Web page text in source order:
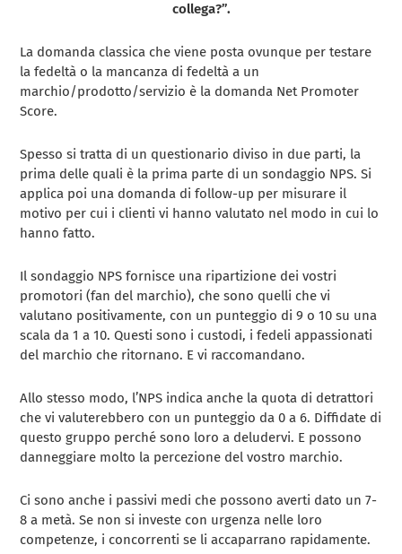
collega?”.
La domanda classica che viene posta ovunque per testare
la fedeltà o la mancanza di fedeltà a un
marchio/prodotto/servizio è la domanda Net Promoter
Score.
Spesso si tratta di un questionario diviso in due parti, la
prima delle quali è la prima parte di un sondaggio NPS. Si
applica poi una domanda di follow-up per misurare il
motivo per cui i clienti vi hanno valutato nel modo in cui lo
hanno fatto.
Il sondaggio NPS fornisce una ripartizione dei vostri
promotori (fan del marchio), che sono quelli che vi
valutano positivamente, con un punteggio di 9 o 10 su una
scala da 1 a 10. Questi sono i custodi, i fedeli appassionati
del marchio che ritornano. E vi raccomandano.
Allo stesso modo, l’NPS indica anche la quota di detrattori
che vi valuterebbero con un punteggio da 0 a 6. Diffidate di
questo gruppo perché sono loro a deludervi. E possono
danneggiare molto la percezione del vostro marchio.
Ci sono anche i passivi medi che possono averti dato un 7-
8 a metà. Se non si investe con urgenza nelle loro
competenze, i concorrenti se li accaparrano rapidamente.